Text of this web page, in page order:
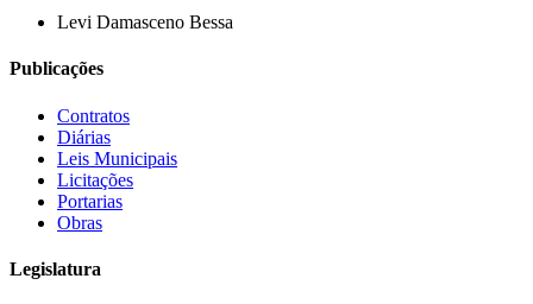
Levi Damasceno Bessa
Publicações
Contratos
Diárias
Leis Municipais
Licitações
Portarias
Obras
Legislatura